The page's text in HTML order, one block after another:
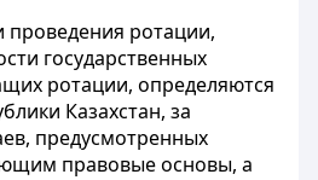
проведения ротации,
государственных
ротации, определяются
Казахстан, за
предусмотренных
правовые основы, а